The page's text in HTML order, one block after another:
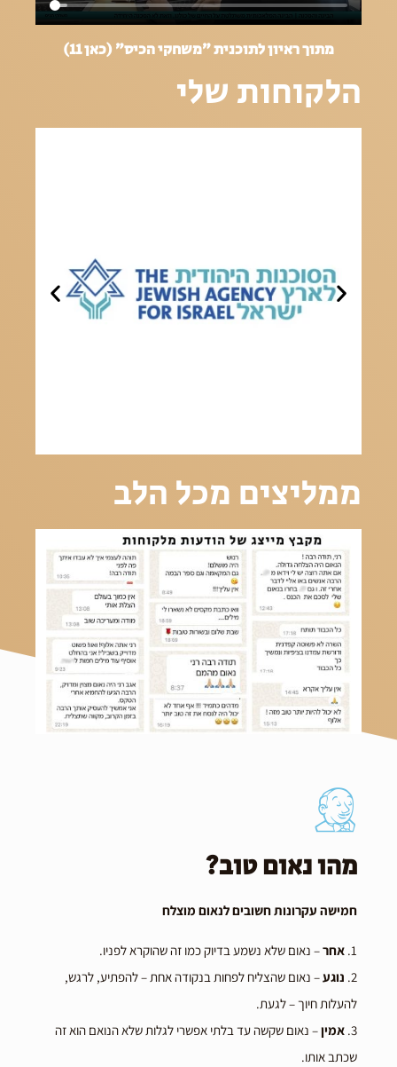
מתוך ראיון לתוכנית ״משחקי הכיס״ (כאן 11)
הלקוחות שלי
ממליצים מכל הלב
מהו נאום טוב?
חמישה עקרונות חשובים לנאום מוצלח
1. אחר– נאום שלא נשמע בדיוק כמו זה שהוקרא לפניו.
2. נוגע– נאום שהצליח לפחות בנקודה אחת – להפתיע, לרגש,
להעלות חיוך – לגעת.
3. אמין– נאום שקשה עד בלתי אפשרי לגלות שלא הנואם הוא זה
שכתב אותו.